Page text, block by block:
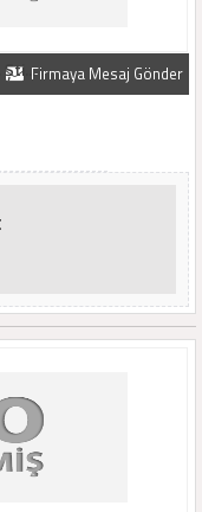
Firmaya Mesaj Gönder